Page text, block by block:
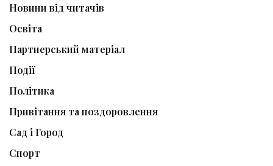
Новини від читачів
Освіта
Партнерський матеріал
Події
Політика
Привітання та поздоровлення
Сад і Город
Спорт